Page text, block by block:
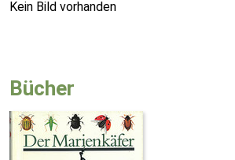
Kein Bild vorhanden
Bücher